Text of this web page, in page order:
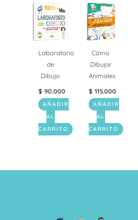
Laboratorio
de
Dibujo
$ 90.000
AÑADIR
AL
CARRITO
Cómo
Dibujar
Animales
$ 115.000
AÑADIR
AL
CARRITO